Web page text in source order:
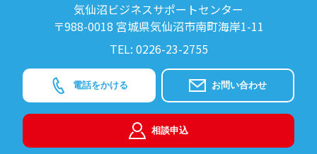
気仙沼ビジネスサポートセンター
〒988-0018 宮城県気仙沼市南町海岸1-11
TEL: 0226-23-2755
電話をかける お問い合わせ
相談申込